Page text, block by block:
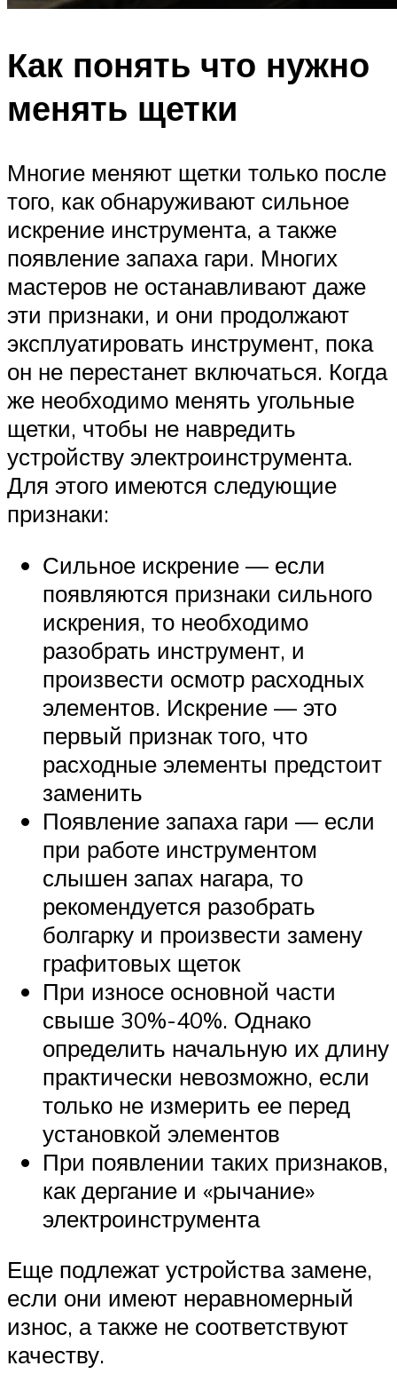
Как понять что нужно
менять щетки
Многие меняют щетки только после
того, как обнаруживают сильное
искрение инструмента, а также
появление запаха гари. Многих
мастеров не останавливают даже
эти признаки, и они продолжают
эксплуатировать инструмент, пока
он не перестанет включаться. Когда
же необходимо менять угольные
щетки, чтобы не навредить
устройству электроинструмента.
Для этого имеются следующие
признаки:
Сильное искрение — если
появляются признаки сильного
искрения, то необходимо
разобрать инструмент, и
произвести осмотр расходных
элементов. Искрение — это
первый признак того, что
расходные элементы предстоит
заменить
Появление запаха гари — если
при работе инструментом
слышен запах нагара, то
рекомендуется разобрать
болгарку и произвести замену
графитовых щеток
При износе основной части
свыше 30%-40%. Однако
определить начальную их длину
практически невозможно, если
только не измерить ее перед
установкой элементов
При появлении таких признаков,
как дергание и «рычание»
электроинструмента
Еще подлежат устройства замене,
если они имеют неравномерный
износ, а также не соответствуют
качеству.